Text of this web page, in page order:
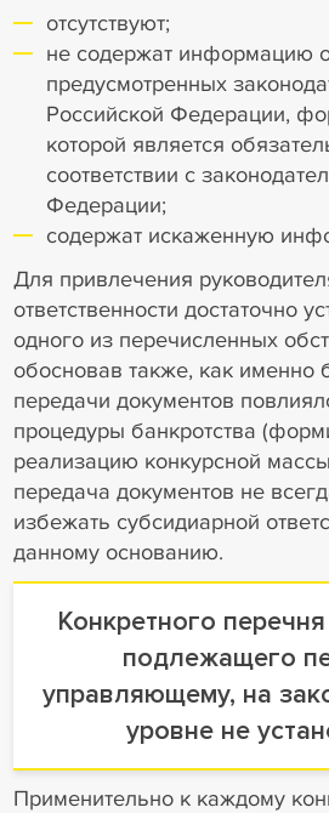
отсутствуют;
не содержат информацию
предусмотренных
Российской Федерации,
которой является
соответствии с
Федерации;
содержат искаженную
Для привлечения
ответственности достаточно
одного из перечисленных
обосновав также, как именно
передачи документов
процедуры банкротства
реализацию конкурсной
передача документов не
избежать субсидиарной
данному основанию.
Конкретного
подлежащего
управляющему, на
уровне не
Применительно к каждому